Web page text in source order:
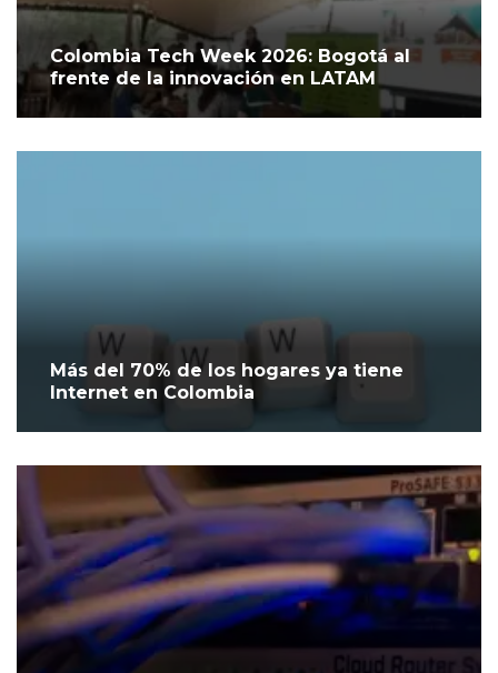
Colombia Tech Week 2026: Bogotá al
frente de la innovación en LATAM
Más del 70% de los hogares ya tiene
Internet en Colombia